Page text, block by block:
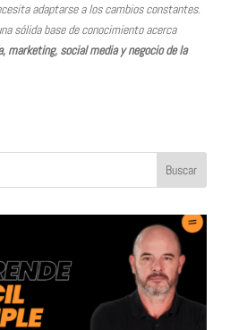
adaptarse a los cambios constantes.
sólida base de conocimiento acerca
marketing, social media y negocio de la